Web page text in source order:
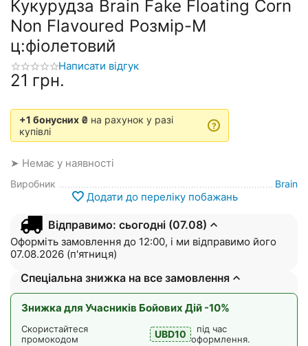
Кукурудза Brain Fake Floating Corn
Non Flavoured Розмір-M
ц:фіолетовий
Написати відгук
‍21‍ грн.
+1 бонусних ₴ на рахунок у разі
купівлі
?
➤ Немає у наявності
Виробник Brain
Додати до переліку побажань
Відправимо: сьогодні (07.08)
Оформіть замовлення до 12:00, і ми відправимо його
07.08.2026 (п'ятниця)
Спеціальна знижка на все замовлення
Знижка для Учасників Бойових Дій -10%
Скористайтеся
промокодом
UBD10
під час
оформлення.